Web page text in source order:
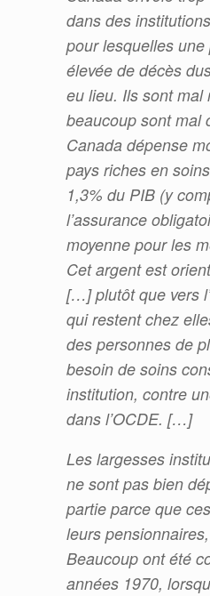
dans des
pour lesquelles
élevée de décès
eu lieu. Ils sont mal
beaucoup sont
Canada dépense
pays riches en
1,3% du PIB (y
l’assurance
moyenne pour les
Cet argent est
[…] plutôt que vers
qui restent chez
des personnes de
besoin de soins
institution, contre
dans l’OCDE. […]
Les largesses
ne sont pas bien
partie parce que
leurs
Beaucoup ont été
années 1970,